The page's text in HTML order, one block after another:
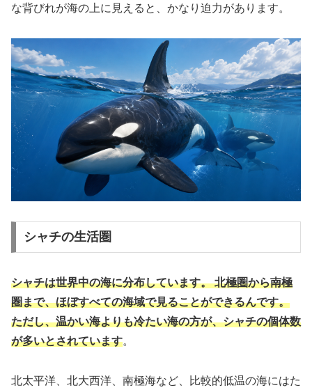
な背びれが海の上に見えると、かなり迫力があります。
シャチの生活圏
シャチは世界中の海に分布しています。 北極圏から南極
圏まで、ほぼすべての海域で見ることができるんです。
ただし、温かい海よりも冷たい海の方が、シャチの個体数
が多いとされています。
北太平洋、北大西洋、南極海など、比較的低温の海にはた